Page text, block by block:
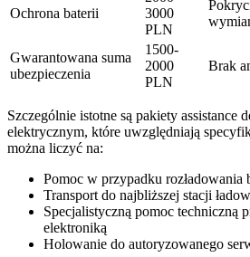
Ochrona baterii
3000
PLN
Gwarantowana suma
ubezpieczenia
1500-
2000
PLN
Brak
Szczególnie istotne są pakiety assistance
elektrycznym, które uwzględniają
można liczyć na:
Pomoc w przypadku rozładowania
Transport do najbliższej stacji
Specjalistyczną pomoc techniczną
elektroniką
Holowanie do autoryzowanego